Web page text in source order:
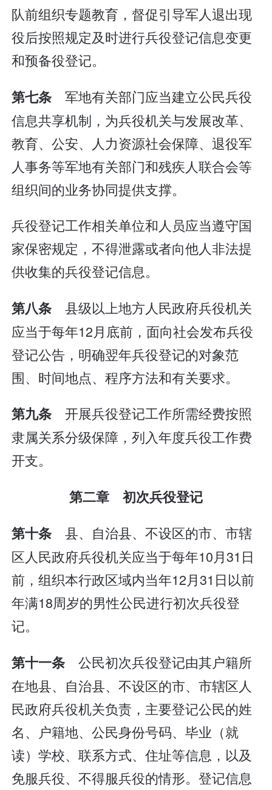
队前组织专题教育，督促引导军人退出现
役后按照规定及时进行兵役登记信息变更
和预备役登记。
第七条军地有关部门应当建立公民兵役
信息共享机制，为兵役机关与发展改革、
教育、公安、人力资源社会保障、退役军
人事务等军地有关部门和残疾人联合会等
组织间的业务协同提供支撑。
兵役登记工作相关单位和人员应当遵守国
家保密规定，不得泄露或者向他人非法提
供收集的兵役登记信息。
第八条县级以上地方人民政府兵役机关
应当于每年12月底前，面向社会发布兵役
登记公告，明确翌年兵役登记的对象范
围、时间地点、程序方法和有关要求。
第九条开展兵役登记工作所需经费按照
隶属关系分级保障，列入年度兵役工作费
开支。
第二章 初次兵役登记
第十条县、自治县、不设区的市、市辖
区人民政府兵役机关应当于每年10月31日
前，组织本行政区域内当年12月31日以前
年满18周岁的男性公民进行初次兵役登
记。
第十一条公民初次兵役登记由其户籍所
在地县、自治县、不设区的市、市辖区人
民政府兵役机关负责，主要登记公民的姓
名、户籍地、公民身份号码、毕业（就
读）学校、联系方式、住址等信息，以及
免服兵役、不得服兵役的情形。登记信息